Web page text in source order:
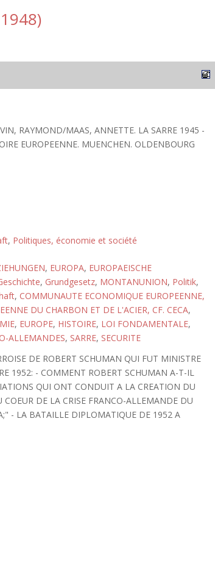
RAYMOND/MAAS, ANNETTE. LA SARRE 1945 -
EUROPEENNE. MUENCHEN. OLDENBOURG
, Politiques, économie et société
, EUROPA, EUROPAEISCHE
, Grundgesetz, MONTANUNION, Politik,
, COMMUNAUTE ECONOMIQUE EUROPEENNE,
DU CHARBON ET DE L'ACIER, CF. CECA,
, EUROPE, HISTOIRE, LOI FONDAMENTALE,
ALLEMANDES, SARRE, SECURITE
DE ROBERT SCHUMAN QUI FUT MINISTRE
1952: - COMMENT ROBERT SCHUMAN A-T-IL
QUI ONT CONDUIT A LA CREATION DU
DE LA CRISE FRANCO-ALLEMANDE DU
- LA BATAILLE DIPLOMATIQUE DE 1952 A